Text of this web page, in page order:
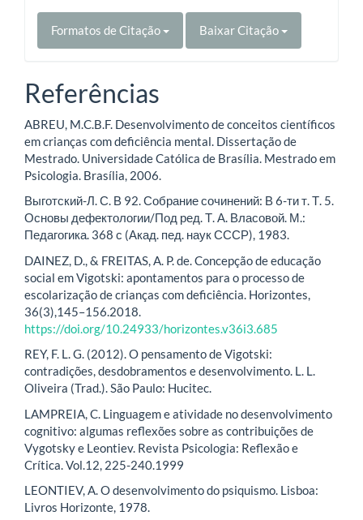
Formatos de Citação Baixar Citação
Referências
ABREU, M.C.B.F. Desenvolvimento de conceitos científicos
em crianças com deficiência mental. Dissertação de
Mestrado. Universidade Católica de Brasília. Mestrado em
Psicologia. Brasília, 2006.
Выготский-Л. С. В 92. Собрание сочинений: В 6-ти т. Т. 5.
Основы дефектологии/Под ред. Т. А. Власовой. М.:
Педагогика. 368 с (Акад. пед. наук СССР), 1983.
DAINEZ, D., & FREITAS, A. P. de. Concepção de educação
social em Vigotski: apontamentos para o processo de
escolarização de crianças com deficiência. Horizontes,
36(3),145–156.2018.
https://doi.org/10.24933/horizontes.v36i3.685
REY, F. L. G. (2012). O pensamento de Vigotski:
contradições, desdobramentos e desenvolvimento. L. L.
Oliveira (Trad.). São Paulo: Hucitec.
LAMPREIA, C. Linguagem e atividade no desenvolvimento
cognitivo: algumas reflexões sobre as contribuições de
Vygotsky e Leontiev. Revista Psicologia: Reflexão e
Crítica. Vol.12, 225-240.1999
LEONTIEV, A. O desenvolvimento do psiquismo. Lisboa:
Livros Horizonte, 1978.